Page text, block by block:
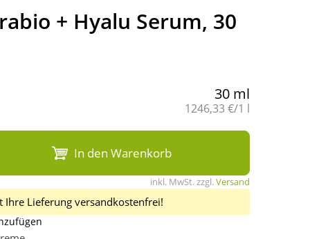
+ Hyalu Serum, 30
30 ml
Grundpreis:
1246,33 €/1 l
In den Warenkorb
inkl. MwSt. zzgl.Versand
Lieferung versandkostenfrei!